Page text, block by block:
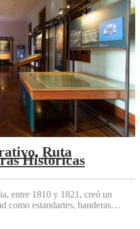
Ruta
Históricas
entre 1810 y 1821, creó un
como estandartes, banderas…